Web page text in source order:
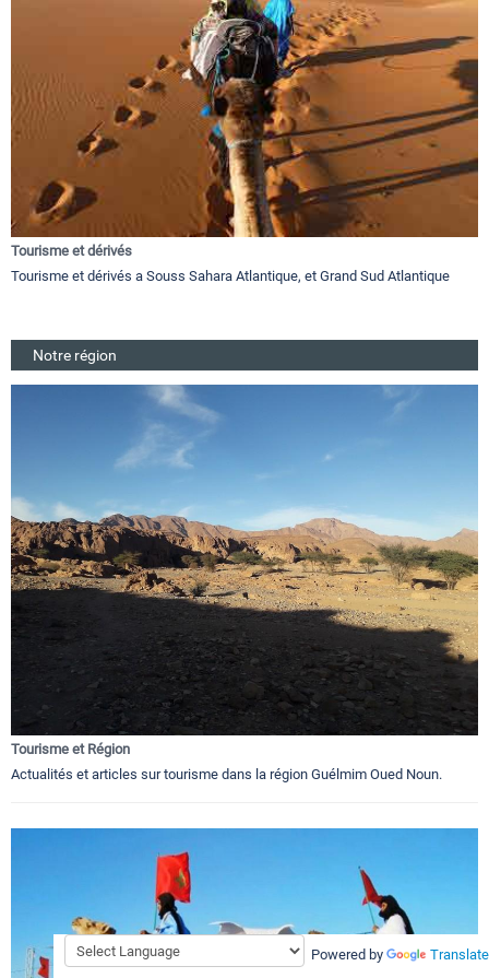
Tourisme et dérivés
Tourisme et dérivés a Souss Sahara Atlantique, et Grand Sud Atlantique
Notre région
Tourisme et Région
Actualités et articles sur tourisme dans la région Guélmim Oued Noun.
Powered by Translate